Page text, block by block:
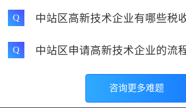
Q 中站区高新技术企业有哪些税
Q 中站区申请高新技术企业的流
咨询更多难题